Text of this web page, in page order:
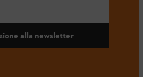
alla newsletter